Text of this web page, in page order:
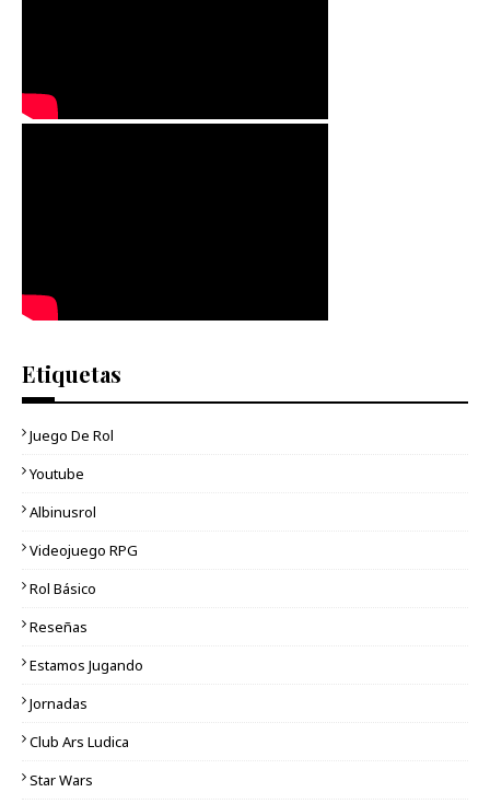
Etiquetas
Juego De Rol
Youtube
Albinusrol
Videojuego RPG
Rol Básico
Reseñas
Estamos Jugando
Jornadas
Club Ars Ludica
Star Wars